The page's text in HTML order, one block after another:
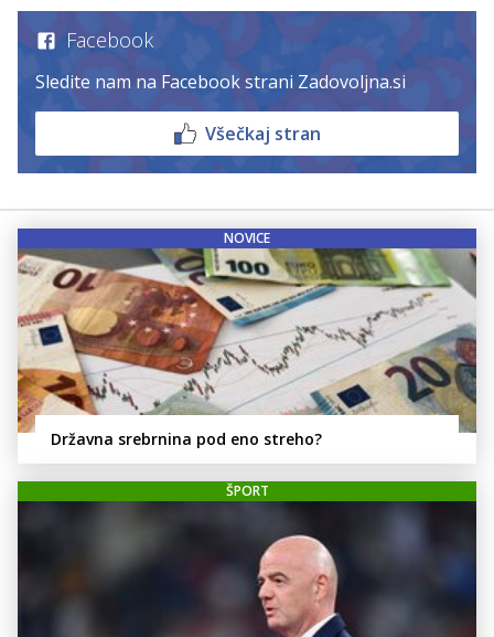
Facebook
Sledite nam na Facebook strani Zadovoljna.si
Všečkaj stran
NOVICE
Državna srebrnina pod eno streho?
ŠPORT